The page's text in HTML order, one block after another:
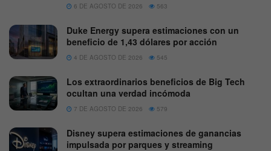
6 DE AGOSTO DE 2026 563
Duke Energy supera estimaciones con un
beneficio de 1,43 dólares por acción
4 DE AGOSTO DE 2026 545
Los extraordinarios beneficios de Big Tech
ocultan una verdad incómoda
7 DE AGOSTO DE 2026 579
Disney supera estimaciones de ganancias
impulsada por parques y streaming